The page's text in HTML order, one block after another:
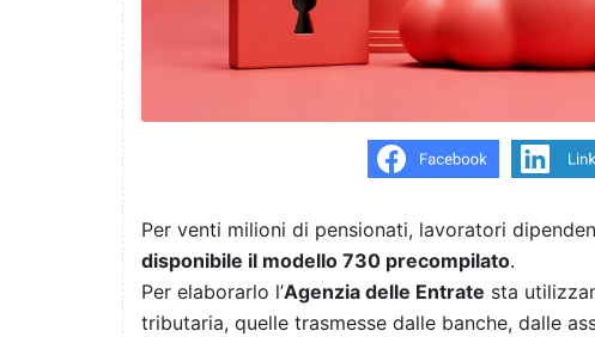
Per venti milioni di pensionati, lavoratori
disponibile il modello 730 precompilato.
Per elaborarlo l’Agenzia delle Entrate sta
tributaria, quelle trasmesse dalle banche, dalle